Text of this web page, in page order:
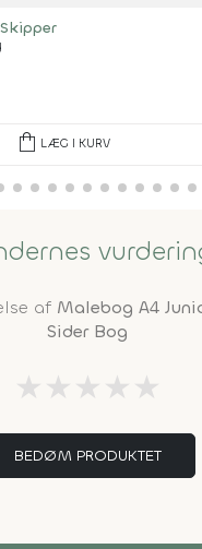
shopping_bag LÆG I KURV
af Malebog A4
Sider Bog
★ ★ ★ ★ ★
BEDØM PRODUKTET